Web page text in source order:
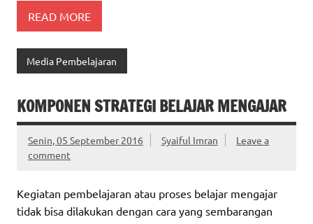
READ MORE
Media Pembelajaran
KOMPONEN STRATEGI BELAJAR MENGAJAR
Senin, 05 September 2016 Syaiful Imran
Leave a
comment
Kegiatan pembelajaran atau proses belajar mengajar
tidak bisa dilakukan dengan cara yang sembarangan